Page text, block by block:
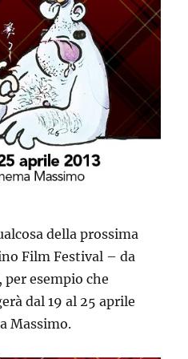
della prossima
Film Festival – da
esempio che
dal 19 al 25 aprile
Massimo.